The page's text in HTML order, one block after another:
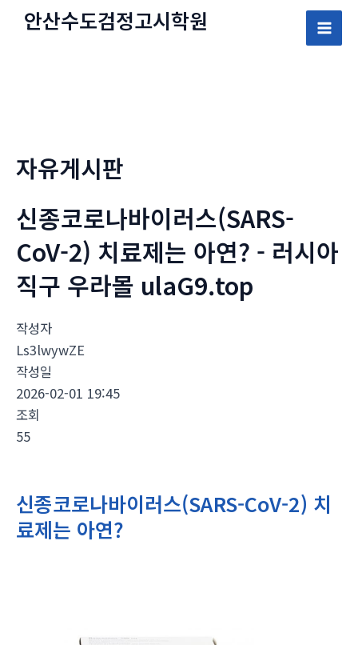
안산수도검정고시학원
Main
자유게시판
신종코로나바이러스(SARS-
CoV-2) 치료제는 아연? - 러시아
직구 우라몰 ulaG9.top
작성자
Ls3lwywZE
작성일
2026-02-01 19:45
조회
55
신종코로나바이러스(SARS-CoV-2) 치
료제는 아연?